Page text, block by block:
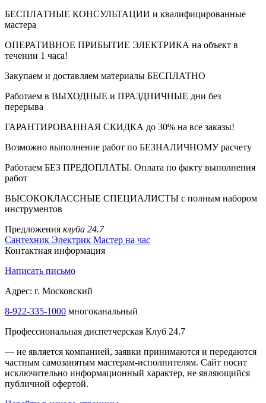
БЕСПЛАТНЫЕ КОНСУЛЬТАЦИИ и квалифицированные
мастера
ОПЕРАТИВНОЕ ПРИБЫТИЕ ЭЛЕКТРИКА на объект в
течении 1 часа!
Закупаем и доставляем материалы БЕСПЛАТНО
Работаем в ВЫХОДНЫЕ и ПРАЗДНИЧНЫЕ дни без
перерыва
ГАРАНТИРОВАННАЯ СКИДКА до 30% на все заказы!
Возможно выполнение работ по БЕЗНАЛИЧНОМУ расчету
Работаем БЕЗ ПРЕДОПЛАТЫ. Оплата по факту выполнения
работ
ВЫСОКОКЛАССНЫЕ СПЕЦИАЛИСТЫ с полным набором
инструментов
Предложения клуба 24.7
Сантехник Электрик Мастер на час
Контактная информация
Написать письмо
Адрес: г. Московский
8-922-335-1000 многоканальный
Профессиональная диспетчерская Клуб 24.7
— не является компанией, заявки принимаются и передаются
частным самозанятым мастерам‑исполнителям. Сайт носит
исключительно информационный характер, не являющийся
публичной офертой.